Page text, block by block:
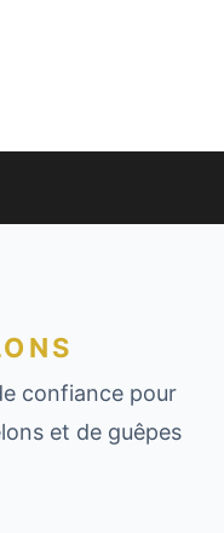
confiance pour
et de guêpes